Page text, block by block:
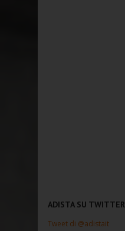
ADISTA SU TWITTER
Tweet di @adistait